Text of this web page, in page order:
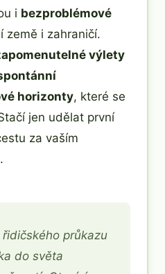
i bezproblémové
země i zahraničí.
výlety
horizonty, které se
jen udělat první
za vaším
průkazu
do světa